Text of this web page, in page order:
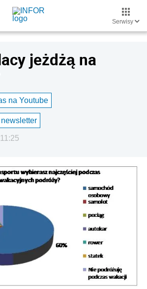
Serwisy
jeżdżą na
na Youtube